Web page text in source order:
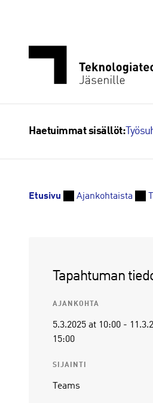
Haetuimmat sisällöt:
Etusivu Ajankohtaista
Tapahtuman
AJANKOHTA
5.3.2025 at 10:00 -
15:00
SIJAINTI
Teams